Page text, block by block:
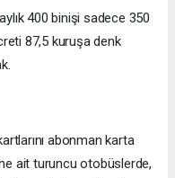
400 binişi sadece 350
87,5 kuruşa denk
abonman karta
ait turuncu otobüslerde,